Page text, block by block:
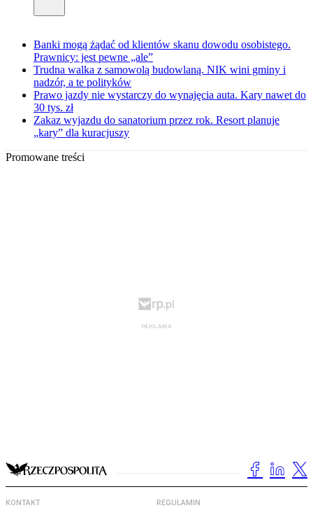
Banki mogą żądać od klientów skanu dowodu osobistego.
Prawnicy: jest pewne „ale”
Trudna walka z samowolą budowlaną. NIK wini gminy i
nadzór, a te polityków
Prawo jazdy nie wystarczy do wynajęcia auta. Kary nawet do
30 tys. zł
Zakaz wyjazdu do sanatorium przez rok. Resort planuje
„kary” dla kuracjuszy
Promowane treści
KONTAKT REGULAMIN